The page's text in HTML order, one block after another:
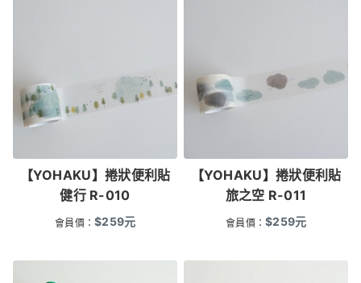
【YOHAKU】捲狀便利貼
健行 R-010
會員價：$259元
【YOHAKU】捲狀便利貼
旅之空 R-011
會員價：$259元